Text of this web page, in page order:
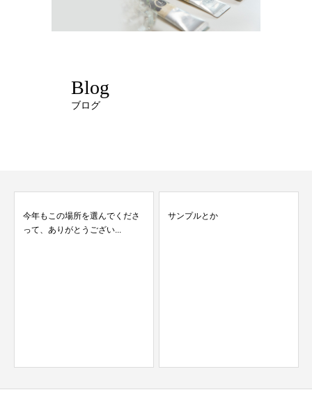
Blog
ブログ
今年もこの場所を選んでくださ
って、ありがとうござい...
サンプルとか